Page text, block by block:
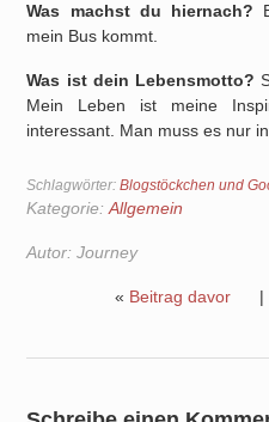
Was machst du hiernach?
mein Bus kommt.
Was ist dein Lebensmotto?
Mein Leben ist meine
interessant. Man muss es nur
Schlagwörter:Blogstöckchen und
Kategorie: Allgemein
Autor: Journey
« Beitrag davor